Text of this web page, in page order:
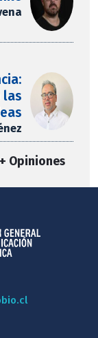
las
+ Opiniones